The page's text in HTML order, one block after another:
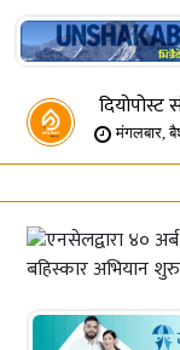
दियोपोस्ट
मंगलबार,